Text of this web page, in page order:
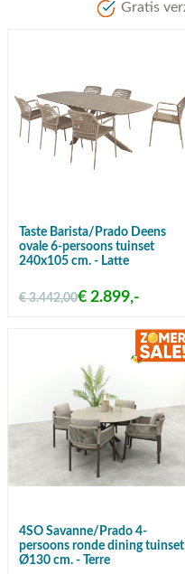
Taste Barista/Prado Deens
ovale 6-persoons tuinset
240x105 cm. - Latte
€ 3.442,00€ 2.899,-
4SO Savanne/Prado 4-
persoons ronde dining tuinset
Ø130 cm. - Terre